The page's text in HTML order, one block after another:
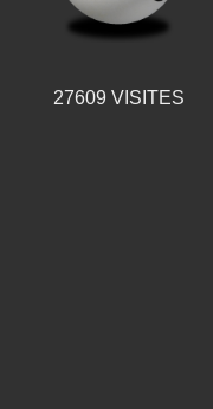
27609 VISITES